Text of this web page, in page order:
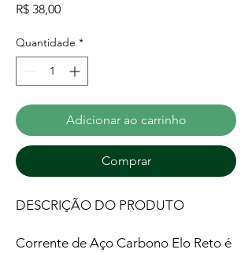
R$ 38,00Preço
Quantidade *
Adicionar ao carrinho
Comprar
DESCRIÇÃO DO PRODUTO
Corrente de Aço Carbono Elo Reto é